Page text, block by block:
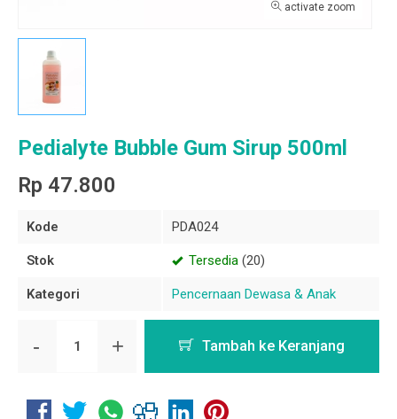
activate zoom
Pedialyte Bubble Gum Sirup 500ml
Rp 47.800
Kode PDA024
Stok Tersedia (20)
Kategori Pencernaan Dewasa & Anak
- + Tambah ke Keranjang